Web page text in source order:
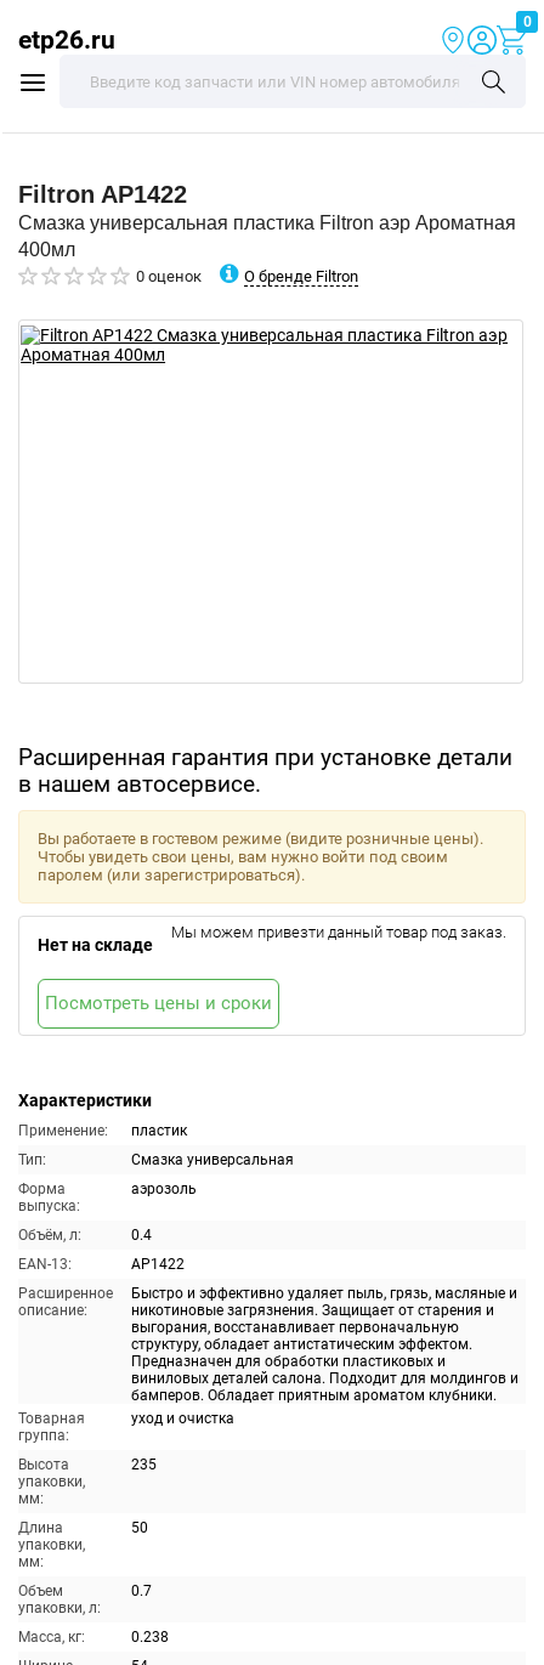
etp26.ru
0
Filtron AP1422
Смазка универсальная пластика Filtron аэр Ароматная
400мл
0 оценок О бренде Filtron
Расширенная гарантия при установке детали
в нашем автосервисе.
Характеристики
Применение:
пластик
Тип:
Смазка универсальная
Форма
выпуска:
аэрозоль
Объём, л:
0.4
EAN-13:
AP1422
Расширенное
описание:
Быстро и эффективно удаляет пыль, грязь, масляные и
никотиновые загрязнения. Защищает от старения и
выгорания, восстанавливает первоначальную
структуру, обладает антистатическим эффектом.
Предназначен для обработки пластиковых и
виниловых деталей салона. Подходит для молдингов и
бамперов. Обладает приятным ароматом клубники.
Товарная
группа:
уход и очистка
Высота
упаковки,
мм:
235
Длина
упаковки,
мм:
50
Объем
упаковки, л:
0.7
Масса, кг:
0.238
Вы работаете в гостевом режиме (видите розничные цены).
Чтобы увидеть свои цены, вам нужно войти под своим
паролем (или зарегистрироваться).
Нет на складе
Мы можем привезти данный товар под заказ.
Посмотреть цены и сроки